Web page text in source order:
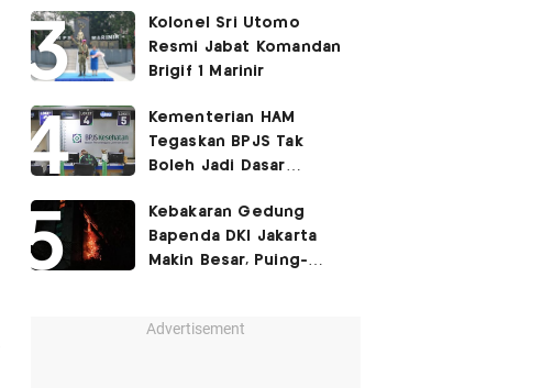
Kolonel Sri Utomo
Resmi Jabat Komandan
Brigif 1 Marinir
Kementerian HAM
Tegaskan BPJS Tak
Boleh Jadi Dasar
Layanan Kesehatan
Kebakaran Gedung
Bapenda DKI Jakarta
Makin Besar, Puing-
Advertisement